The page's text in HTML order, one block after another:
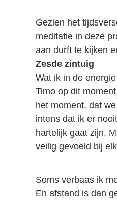
Gezien het
meditatie in deze
aan durft te kijken
Zesde zintuig
Wat ik in de
Timo op dit
het moment, dat
intens dat ik er
hartelijk gaat zijn.
veilig gevoeld bij
Soms verbaas ik
En afstand is dan